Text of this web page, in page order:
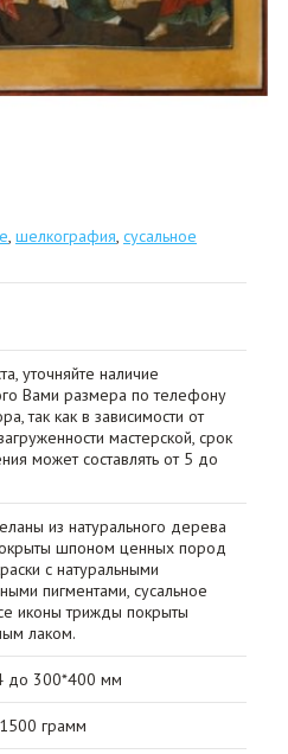
, шелкография, сусальное
уточняйте наличие
Вами размера по телефону
так как в зависимости от
мастерской, срок
может составлять от 5 до
из натурального дерева
шпоном ценных пород
с натуральными
пигментами, сусальное
иконы трижды покрыты
лаком.
до 300*400 мм
грамм